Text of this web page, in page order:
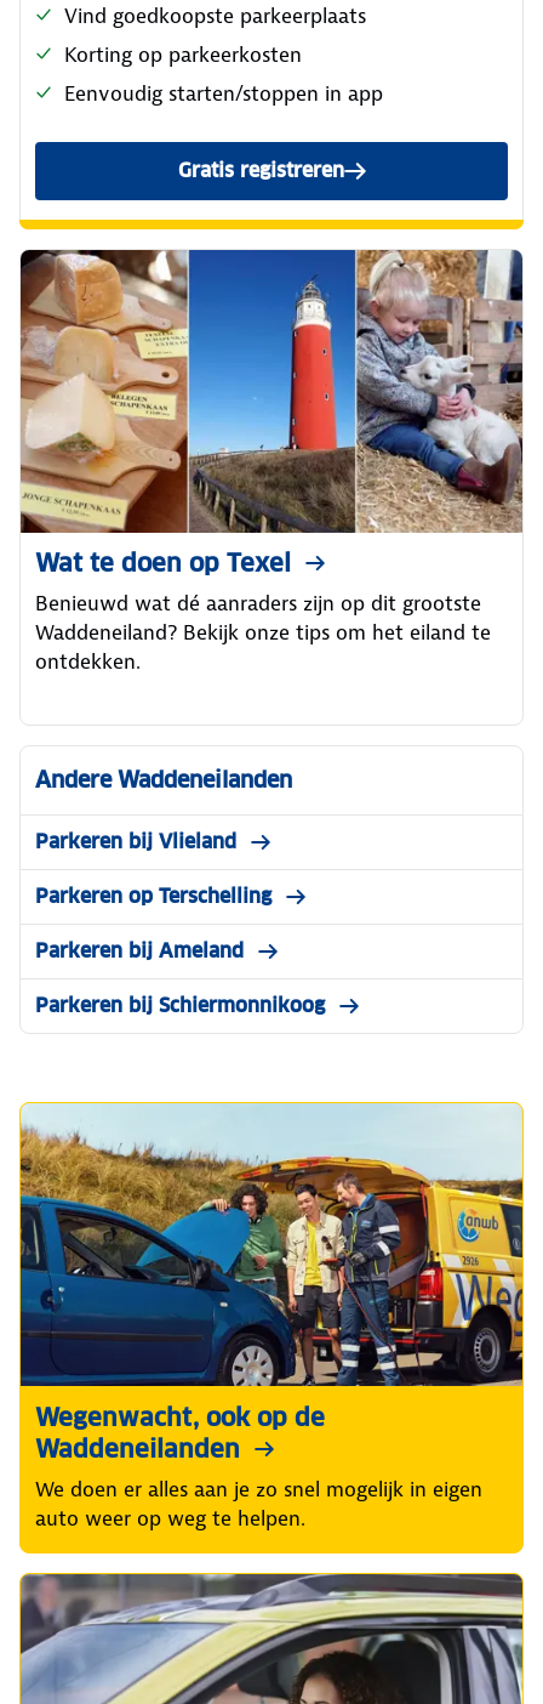
Vind goedkoopste parkeerplaats
Korting op parkeerkosten
Eenvoudig starten/stoppen in app
Gratis registreren
Wat te doen op Texel
Benieuwd wat dé aanraders zijn op dit grootste
Waddeneiland? Bekijk onze tips om het eiland te
ontdekken.
Andere Waddeneilanden
Parkeren bij Vlieland
Parkeren op Terschelling
Parkeren bij Ameland
Parkeren bij Schiermonnikoog
Wegenwacht, ook op de
Waddeneilanden
We doen er alles aan je zo snel mogelijk in eigen
auto weer op weg te helpen.